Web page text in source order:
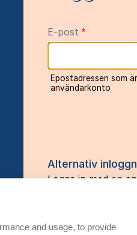
E-post
Epostadressen som
användarkonto
Alternativ
Logga in med en
and usage, to provide